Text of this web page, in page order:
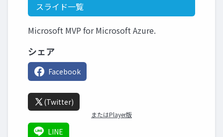
スライド一覧
Microsoft MVP for Microsoft Azure.
シェア
Facebook
(Twitter)
またはPlayer版
LINE